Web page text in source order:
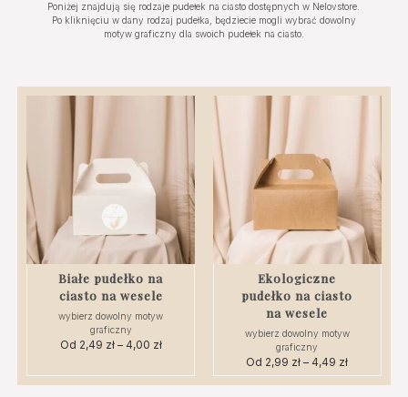
na
stronie
Poniżej znajdują się rodzaje pudełek na ciasto dostępnych w Nelovstore.
Po kliknięciu w dany rodzaj pudełka, będziecie mogli wybrać dowolny
motyw graficzny dla swoich pudełek na ciasto.
Białe pudełko na
ciasto na wesele
wybierz dowolny motyw
graficzny
Od 2,49 zł – 4,00 złZakres
od
produkt
Ekologiczne
pudełko na ciasto
na wesele
wybierz dowolny motyw
graficzny
Od 2,99 zł – 4,49 zł
cen:
Ten